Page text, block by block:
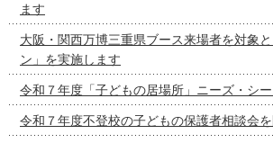
ます
大阪・関西万博三重県ブース来場者を対象
ン」を実施します
令和７年度「子どもの居場所」ニーズ・シ
令和７年度不登校の子どもの保護者相談会